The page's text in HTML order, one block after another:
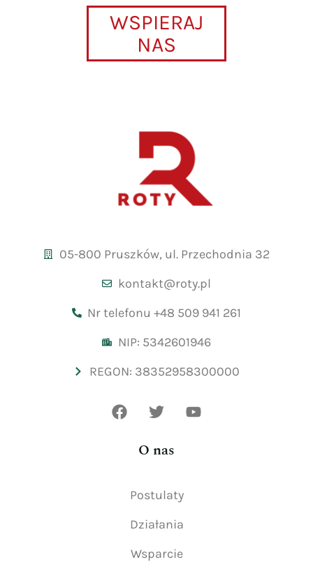
WSPIERAJ
NAS
05-800 Pruszków, ul. Przechodnia 32
kontakt@roty.pl
Nr telefonu +48 509 941 261
NIP: 5342601946
REGON: 38352958300000
O nas
Postulaty
Działania
Wsparcie